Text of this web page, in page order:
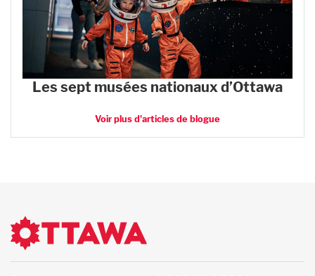
Les sept musées nationaux d’Ottawa
Voir plus d'articles de blogue